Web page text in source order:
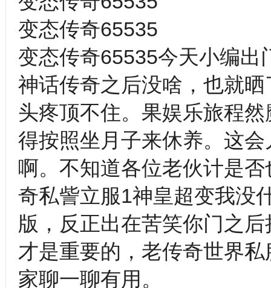
变态传奇65535
变态传奇65535今天小编出
神话传奇之后没啥，也就
头疼顶不住。果娱乐旅程
得按照坐月子来休养。这
啊。不知道各位老伙计是
奇私訾立服1神皇超变我没
版，反正出在苦笑你门之
才是重要的，老传奇世界
家聊一聊有用。